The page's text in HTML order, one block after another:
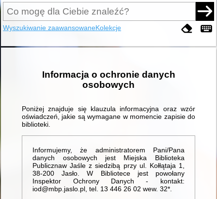
Wyszukiwanie zaawansowaneKolekcje
Informacja o ochronie danych
osobowych
Poniżej znajduje się klauzula informacyjna oraz wzór
oświadczeń, jakie są wymagane w momencie zapisie do
biblioteki.
Informujemy, że administratorem Pani/Pana
danych osobowych jest Miejska Biblioteka
Publicznaw Jaśle z siedzibą przy ul. Kołłątaja 1,
38-200 Jasło. W Bibliotece jest powołany
Inspektor Ochrony Danych - kontakt:
iod@mbp.jaslo.pl, tel. 13 446 26 02 wew. 32*.